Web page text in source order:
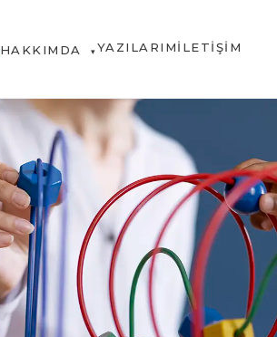
HAKKIMDA ▾YAZILARIMİLETIŞIM